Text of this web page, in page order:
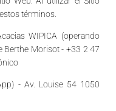
términos.
WIPICA (operando
Berthe Morisot - +33 2 47
- Av. Louise 54 1050